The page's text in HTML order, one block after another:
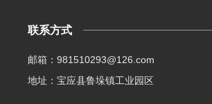
联系方式
邮箱：981510293@126.com
地址：宝应县鲁垛镇工业园区